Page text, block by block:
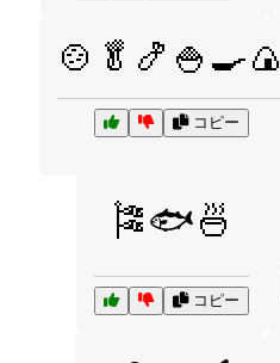
🍲🥬🍤🍚🍳🍙
コピー
🎏🐟🍜
コピー